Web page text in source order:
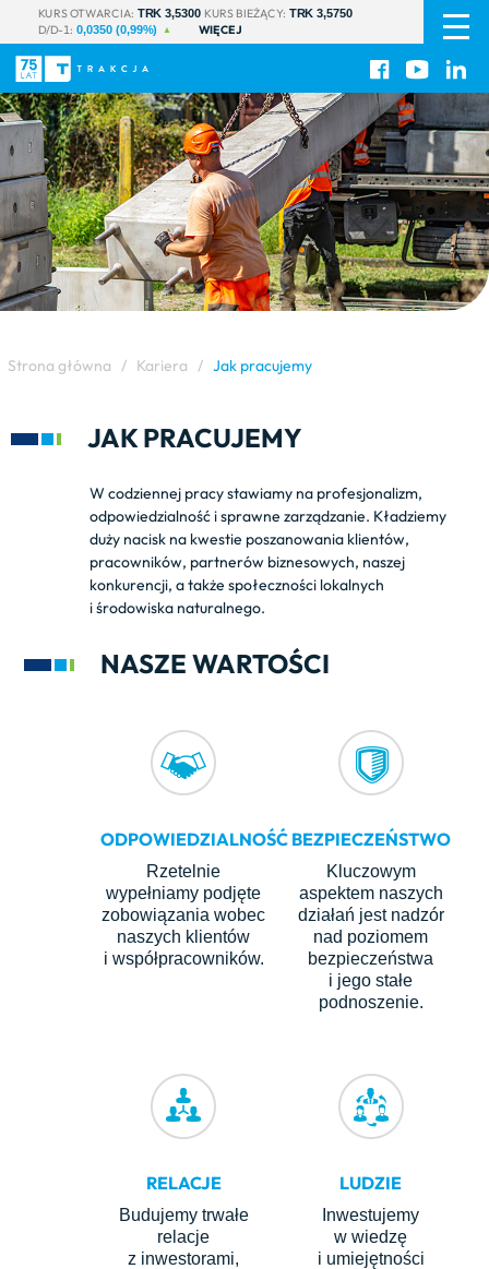
KURS OTWARCIA: TRK 3,5300 KURS BIEŻĄCY: TRK 3,5750
D/D-1: 0,0350 (0,99%) WIĘCEJ
PL
EN
Strona główna / Kariera / Jak pracujemy
JAK PRACUJEMY
W codziennej pracy stawiamy na profesjonalizm,
odpowiedzialność i sprawne zarządzanie. Kładziemy
duży nacisk na kwestie poszanowania klientów,
pracowników, partnerów biznesowych, naszej
konkurencji, a także społeczności lokalnych
i środowiska naturalnego.
NASZE WARTOŚCI
ODPOWIEDZIALNOŚĆ
Rzetelnie
wypełniamy podjęte
zobowiązania wobec
naszych klientów
i współpracowników.
BEZPIECZEŃSTWO
Kluczowym
aspektem naszych
działań jest nadzór
nad poziomem
bezpieczeństwa
i jego stałe
podnoszenie.
RELACJE
Budujemy trwałe
relacje
z inwestorami,
LUDZIE
Inwestujemy
w wiedzę
i umiejętności